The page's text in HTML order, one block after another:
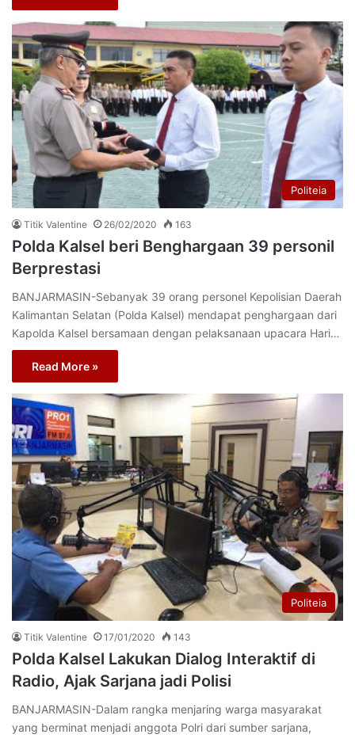
Politeia
Titik Valentine 26/02/2020 163
Polda Kalsel beri Benghargaan 39 personil
Berprestasi
BANJARMASIN-Sebanyak 39 orang personel Kepolisian Daerah
Kalimantan Selatan (Polda Kalsel) mendapat penghargaan dari
Kapolda Kalsel bersamaan dengan pelaksanaan upacara Hari…
Read More »
Politeia
Titik Valentine 17/01/2020 143
Polda Kalsel Lakukan Dialog Interaktif di
Radio, Ajak Sarjana jadi Polisi
BANJARMASIN-Dalam rangka menjaring warga masyarakat
yang berminat menjadi anggota Polri dari sumber sarjana,